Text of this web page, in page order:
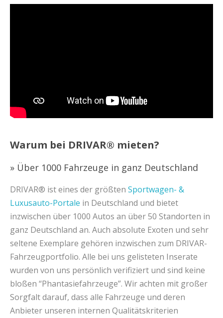
Warum bei DRIVAR® mieten?
» Über 1000 Fahrzeuge in ganz Deutschland
DRIVAR® ist eines der größten Sportwagen- &
Luxusauto-Portale in Deutschland und bietet
inzwischen über 1000 Autos an über 50 Standorten in
ganz Deutschland an. Auch absolute Exoten und sehr
seltene Exemplare gehören inzwischen zum DRIVAR-
Fahrzeugportfolio. Alle bei uns gelisteten Inserate
wurden von uns persönlich verifiziert und sind keine
bloßen “Phantasiefahrzeuge”. Wir achten mit großer
Sorgfalt darauf, dass alle Fahrzeuge und deren
Anbieter unseren internen Qualitätskriterien